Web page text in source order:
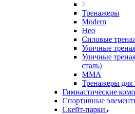
Тренажеры
Modern
Нео
Силовые
Уличные
Уличные
сталь)
ММА
Тренажеры
Гимнастические
Спортивные
Скейт-парки